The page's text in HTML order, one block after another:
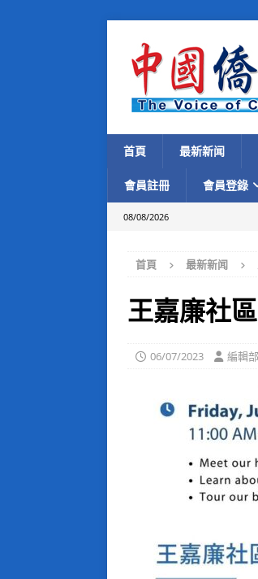
首頁 最新新闻
會員註冊 會員登錄
08/08/2026
首頁 最新新闻
王嘉廉社
06/07/2023 編輯